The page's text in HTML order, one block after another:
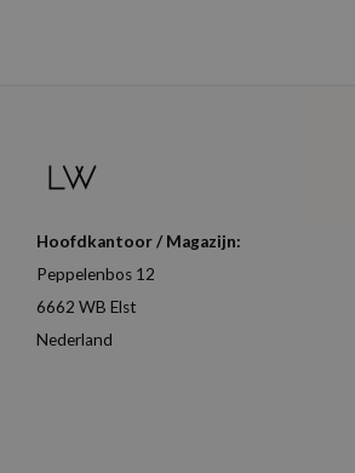
Hoofdkantoor / Magazijn:
Peppelenbos 12
6662 WB Elst
Nederland